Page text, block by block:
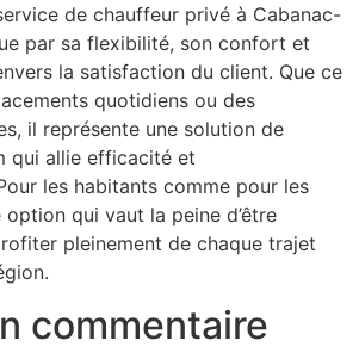
de chauffeur privé à Cabanac-
par sa flexibilité, son confort et
la satisfaction du client. Que ce
quotidiens ou des
il représente une solution de
qui allie efficacité et
les habitants comme pour les
option qui vaut la peine d’être
pleinement de chaque trajet
commentaire